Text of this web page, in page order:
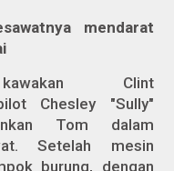
mendarat
Clint
Chesley "Sully"
Tom dalam
Setelah mesin
burung, dengan